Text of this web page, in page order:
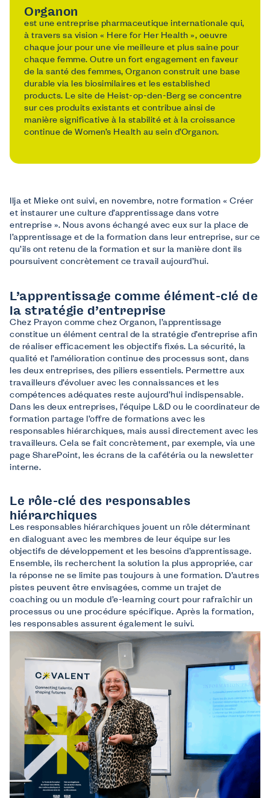
Inspiration du secteur
Organon
est une entreprise pharmaceutique internationale qui,
à travers sa vision « Here for Her Health », oeuvre
chaque jour pour une vie meilleure et plus saine pour
chaque femme. Outre un fort engagement en faveur
de la santé des femmes, Organon construit une base
durable via les biosimilaires et les established
products. Le site de Heist-op-den-Berg se concentre
sur ces produits existants et contribue ainsi de
manière significative à la stabilité et à la croissance
continue de Women’s Health au sein d’Organon.
Ilja et Mieke ont suivi, en novembre, notre formation « Créer
et instaurer une culture d’apprentissage dans votre
entreprise ». Nous avons échangé avec eux sur la place de
l’apprentissage et de la formation dans leur entreprise, sur ce
qu’ils ont retenu de la formation et sur la manière dont ils
poursuivent concrètement ce travail aujourd’hui.
L’apprentissage comme élément-clé de
la stratégie d’entreprise
Chez Prayon comme chez Organon, l’apprentissage
constitue un élément central de la stratégie d’entreprise afin
de réaliser efficacement les objectifs fixés. La sécurité, la
qualité et l’amélioration continue des processus sont, dans
les deux entreprises, des piliers essentiels. Permettre aux
travailleurs d’évoluer avec les connaissances et les
compétences adéquates reste aujourd’hui indispensable.
Dans les deux entreprises, l’équipe L&D ou le coordinateur de
formation partage l’offre de formations avec les
responsables hiérarchiques, mais aussi directement avec les
travailleurs. Cela se fait concrètement, par exemple, via une
page SharePoint, les écrans de la cafétéria ou la newsletter
interne.
Le rôle-clé des responsables
hiérarchiques
Les responsables hiérarchiques jouent un rôle déterminant
en dialoguant avec les membres de leur équipe sur les
objectifs de développement et les besoins d’apprentissage.
Ensemble, ils recherchent la solution la plus appropriée, car
la réponse ne se limite pas toujours à une formation. D’autres
pistes peuvent être envisagées, comme un trajet de
coaching ou un module d’e-learning court pour rafraîchir un
processus ou une procédure spécifique. Après la formation,
les responsables assurent également le suivi.